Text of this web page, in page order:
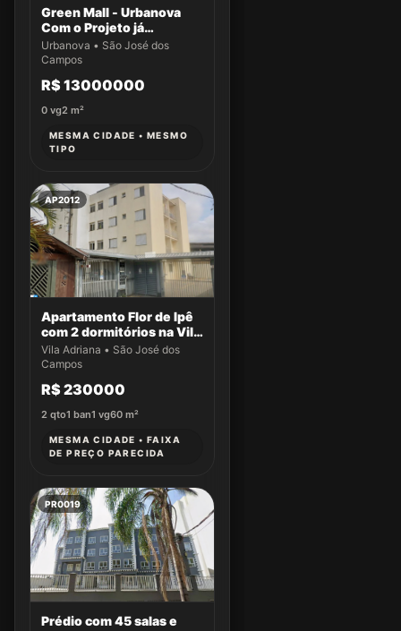
Green Mall - Urbanova
Com o Projeto já
aprovado
Urbanova • São José dos
Campos
R$ 13000000
0 vg2 m²
MESMA CIDADE • MESMO
TIPO
AP2012
Apartamento Flor de Ipê
com 2 dormitórios na Vila
Adriana
Vila Adriana • São José dos
Campos
R$ 230000
2 qto1 ban1 vg60 m²
MESMA CIDADE • FAIXA
DE PREÇO PARECIDA
PR0019
Prédio com 45 salas e